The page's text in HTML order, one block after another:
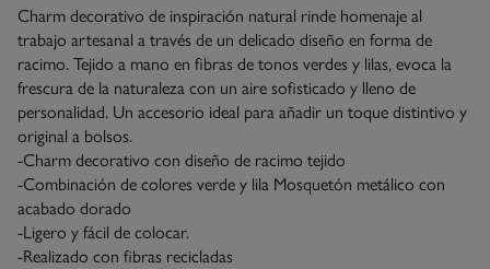
Charm decorativo de inspiración natural rinde homenaje al
trabajo artesanal a través de un delicado diseño en forma de
racimo. Tejido a mano en fibras de tonos verdes y lilas, evoca la
frescura de la naturaleza con un aire sofisticado y lleno de
personalidad. Un accesorio ideal para añadir un toque distintivo y
original a bolsos.
-Charm decorativo con diseño de racimo tejido
-Combinación de colores verde y lila Mosquetón metálico con
acabado dorado
-Ligero y fácil de colocar.
-Realizado con fibras recicladas